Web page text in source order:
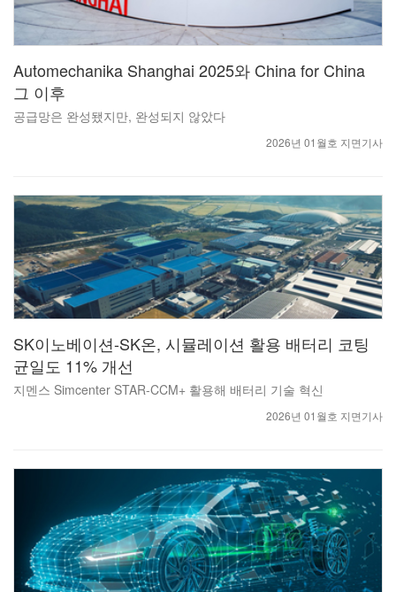
Automechanika Shanghai 2025와 China for China
그 이후
공급망은 완성됐지만, 완성되지 않았다
2026년 01월호 지면기사
SK이노베이션-SK온, 시뮬레이션 활용 배터리 코팅
균일도 11% 개선
지멘스 Simcenter STAR-CCM+ 활용해 배터리 기술 혁신
2026년 01월호 지면기사